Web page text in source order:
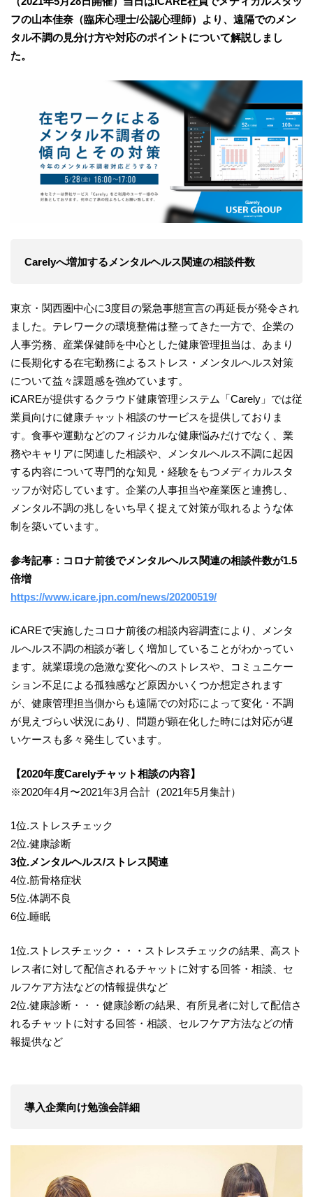
フの山本佳奈（臨床心理士/公認心理師）より、遠隔でのメン
タル不調の見分け方や対応のポイントについて解説しまし
た。
Carelyへ増加するメンタルヘルス関連の相談件数
東京・関西圏中心に3度目の緊急事態宣言の再延長が発令され
ました。テレワークの環境整備は整ってきた一方で、企業の
人事労務、産業保健師を中心とした健康管理担当は、あまり
に長期化する在宅勤務によるストレス・メンタルヘルス対策
について益々課題感を強めています。
iCAREが提供するクラウド健康管理システム「Carely」では従
業員向けに健康チャット相談のサービスを提供しておりま
す。食事や運動などのフィジカルな健康悩みだけでなく、業
務やキャリアに関連した相談や、メンタルヘルス不調に起因
する内容について専門的な知見・経験をもつメディカルスタ
ッフが対応しています。企業の人事担当や産業医と連携し、
メンタル不調の兆しをいち早く捉えて対策が取れるような体
制を築いています。
参考記事：コロナ前後でメンタルヘルス関連の相談件数が1.5
倍増
https://www.icare.jpn.com/news/20200519/
iCAREで実施したコロナ前後の相談内容調査により、メンタ
ルヘルス不調の相談が著しく増加していることがわかってい
ます。就業環境の急激な変化へのストレスや、コミュニケー
ション不足による孤独感など原因かいくつか想定されます
が、健康管理担当側からも遠隔での対応によって変化・不調
が見えづらい状況にあり、問題が顕在化した時には対応が遅
いケースも多々発生しています。
【2020年度Carelyチャット相談の内容】
※2020年4月〜2021年3月合計（2021年5月集計）
1位.ストレスチェック
2位.健康診断
3位.メンタルヘルス/ストレス関連
4位.筋骨格症状
5位.体調不良
6位.睡眠
1位.ストレスチェック・・・ストレスチェックの結果、高スト
レス者に対して配信されるチャットに対する回答・相談、セ
ルフケア方法などの情報提供など
2位.健康診断・・・健康診断の結果、有所見者に対して配信さ
れるチャットに対する回答・相談、セルフケア方法などの情
報提供など
導入企業向け勉強会詳細